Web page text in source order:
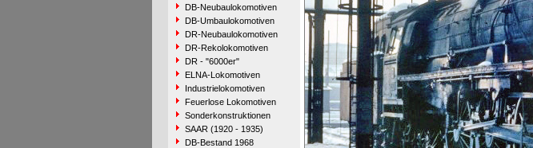
DB-Neubaulokomotiven
DB-Umbaulokomotiven
DR-Neubaulokomotiven
DR-Rekolokomotiven
DR - "6000er"
ELNA-Lokomotiven
Industrielokomotiven
Feuerlose Lokomotiven
Sonderkonstruktionen
SAAR (1920 - 1935)
DB-Bestand 1968